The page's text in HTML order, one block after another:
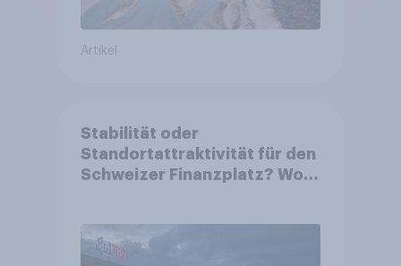
Artikel
Stabilität oder
Standortattraktivität für den
Schweizer Finanzplatz? Wo
von Grossbanken steht